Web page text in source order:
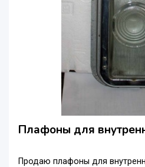
Плафоны для
Продаю плафоны для